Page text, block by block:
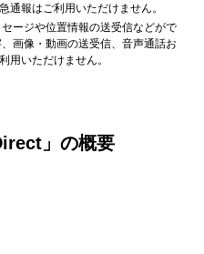
通報はご利用いただけません。
ージや位置情報の送受信などがで
画像・動画の送受信、音声通話お
用いただけません。
」の概要